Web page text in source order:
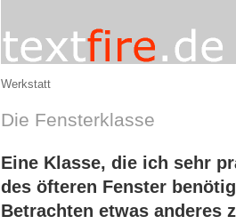
Werkstatt
Die Fensterklasse
Eine Klasse, die ich sehr
des öfteren Fenster
Betrachten etwas anderes